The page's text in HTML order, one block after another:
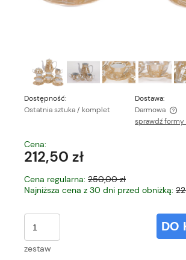
Dostępność:
Ostatnia sztuka / komplet
Dostawa:
Darmowa
Cena nie zawiera ewentualnych kosztów
sprawdź
Cena:
212,50 zł
Cena regularna: 250,00 zł
Najniższa cena z 30 dni przed obniżką:
zestaw
DO